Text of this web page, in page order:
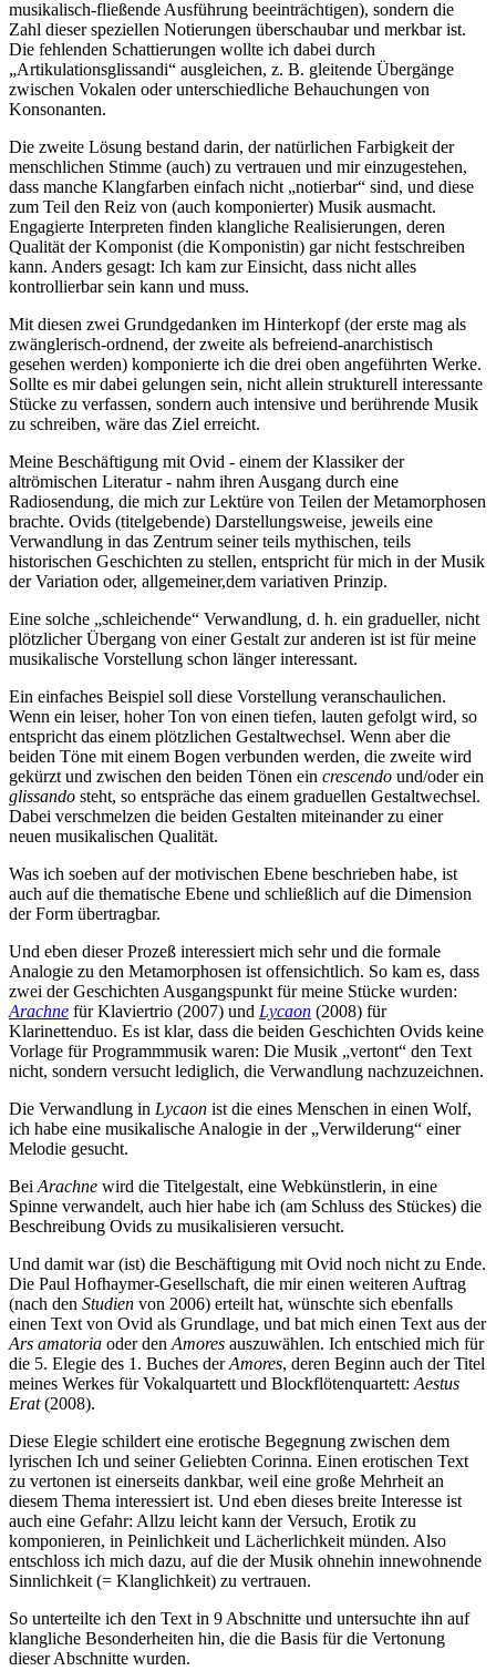
musikalisch-fließende Ausführung beeinträchtigen), sondern die
Zahl dieser speziellen Notierungen überschaubar und merkbar ist.
Die fehlenden Schattierungen wollte ich dabei durch
„Artikulationsglissandi“ ausgleichen, z. B. gleitende Übergänge
zwischen Vokalen oder unterschiedliche Behauchungen von
Konsonanten.
Die zweite Lösung bestand darin, der natürlichen Farbigkeit der
menschlichen Stimme (auch) zu vertrauen und mir einzugestehen,
dass manche Klangfarben einfach nicht „notierbar“ sind, und diese
zum Teil den Reiz von (auch komponierter) Musik ausmacht.
Engagierte Interpreten finden klangliche Realisierungen, deren
Qualität der Komponist (die Komponistin) gar nicht festschreiben
kann. Anders gesagt: Ich kam zur Einsicht, dass nicht alles
kontrollierbar sein kann und muss.
Mit diesen zwei Grundgedanken im Hinterkopf (der erste mag als
zwänglerisch-ordnend, der zweite als befreiend-anarchistisch
gesehen werden) komponierte ich die drei oben angeführten Werke.
Sollte es mir dabei gelungen sein, nicht allein strukturell interessante
Stücke zu verfassen, sondern auch intensive und berührende Musik
zu schreiben, wäre das Ziel erreicht.
Meine Beschäftigung mit Ovid - einem der Klassiker der
altrömischen Literatur - nahm ihren Ausgang durch eine
Radiosendung, die mich zur Lektüre von Teilen der Metamorphosen
brachte. Ovids (titelgebende) Darstellungsweise, jeweils eine
Verwandlung in das Zentrum seiner teils mythischen, teils
historischen Geschichten zu stellen, entspricht für mich in der Musik
der Variation oder, allgemeiner,dem variativen Prinzip.
Eine solche „schleichende“ Verwandlung, d. h. ein gradueller, nicht
plötzlicher Übergang von einer Gestalt zur anderen ist ist für meine
musikalische Vorstellung schon länger interessant.
Ein einfaches Beispiel soll diese Vorstellung veranschaulichen.
Wenn ein leiser, hoher Ton von einen tiefen, lauten gefolgt wird, so
entspricht das einem plötzlichen Gestaltwechsel. Wenn aber die
beiden Töne mit einem Bogen verbunden werden, die zweite wird
gekürzt und zwischen den beiden Tönen ein crescendo und/oder ein
glissando steht, so entspräche das einem graduellen Gestaltwechsel.
Dabei verschmelzen die beiden Gestalten miteinander zu einer
neuen musikalischen Qualität.
Was ich soeben auf der motivischen Ebene beschrieben habe, ist
auch auf die thematische Ebene und schließlich auf die Dimension
der Form übertragbar.
Und eben dieser Prozeß interessiert mich sehr und die formale
Analogie zu den Metamorphosen ist offensichtlich. So kam es, dass
zwei der Geschichten Ausgangspunkt für meine Stücke wurden:
Arachne für Klaviertrio (2007) und Lycaon (2008) für
Klarinettenduo. Es ist klar, dass die beiden Geschichten Ovids keine
Vorlage für Programmmusik waren: Die Musik „vertont“ den Text
nicht, sondern versucht lediglich, die Verwandlung nachzuzeichnen.
Die Verwandlung in Lycaon ist die eines Menschen in einen Wolf,
ich habe eine musikalische Analogie in der „Verwilderung“ einer
Melodie gesucht.
Bei Arachne wird die Titelgestalt, eine Webkünstlerin, in eine
Spinne verwandelt, auch hier habe ich (am Schluss des Stückes) die
Beschreibung Ovids zu musikalisieren versucht.
Und damit war (ist) die Beschäftigung mit Ovid noch nicht zu Ende.
Die Paul Hofhaymer-Gesellschaft, die mir einen weiteren Auftrag
(nach den Studien von 2006) erteilt hat, wünschte sich ebenfalls
einen Text von Ovid als Grundlage, und bat mich einen Text aus der
Ars amatoria oder den Amores auszuwählen. Ich entschied mich für
die 5. Elegie des 1. Buches derAmores, deren Beginn auch der Titel
meines Werkes für Vokalquartett und Blockflötenquartett: Aestus
Erat(2008).
Diese Elegie schildert eine erotische Begegnung zwischen dem
lyrischen Ich und seiner Geliebten Corinna. Einen erotischen Text
zu vertonen ist einerseits dankbar, weil eine große Mehrheit an
diesem Thema interessiert ist. Und eben dieses breite Interesse ist
auch eine Gefahr: Allzu leicht kann der Versuch, Erotik zu
komponieren, in Peinlichkeit und Lächerlichkeit münden. Also
entschloss ich mich dazu, auf die der Musik ohnehin innewohnende
Sinnlichkeit (= Klanglichkeit) zu vertrauen.
So unterteilte ich den Text in 9 Abschnitte und untersuchte ihn auf
klangliche Besonderheiten hin, die die Basis für die Vertonung
dieser Abschnitte wurden.